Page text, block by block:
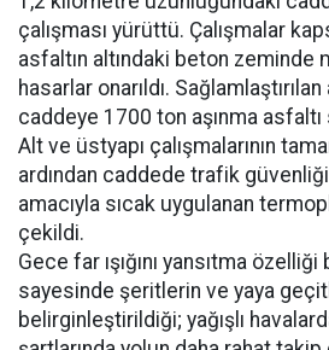
çalışması yürüttü. Çalışmalar
asfaltın altındaki beton zeminde
hasarlar onarıldı. Sağlamlaştırılan
caddeye 1700 ton aşınma
Alt ve üstyapı çalışmalarının
ardından caddede trafik
amacıyla sıcak uygulanan
çekildi.
Gece far ışığını yansıtma
sayesinde şeritlerin ve yaya
belirginleştirildiği; yağışlı